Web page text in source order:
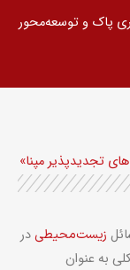
پاک و توسعه‌محور
تجدیدپذیر مپنا»
زیست‌محیطیدر
به عنوان